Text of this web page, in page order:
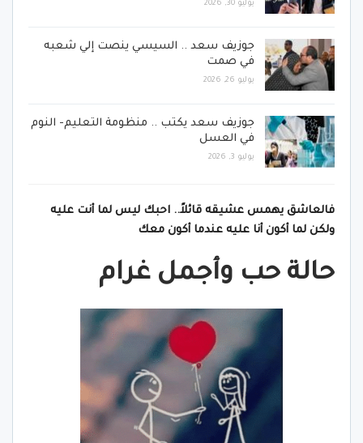
يوليو 30, 2026
جوزيف سعد .. السيسي ينصت إلي شعبه
في صمت
يوليو 26, 2026
جوزيف سعد يكتب .. منظومة التعليم- النوم
في العسل
يوليو 3, 2026
فالعاشق يهمس عشيقه قائلاً.. احبك ليس لما أنت عليه
ولكن لما أكون أنا عليه عندما أكون معك
حالة حب وأجمل غرام